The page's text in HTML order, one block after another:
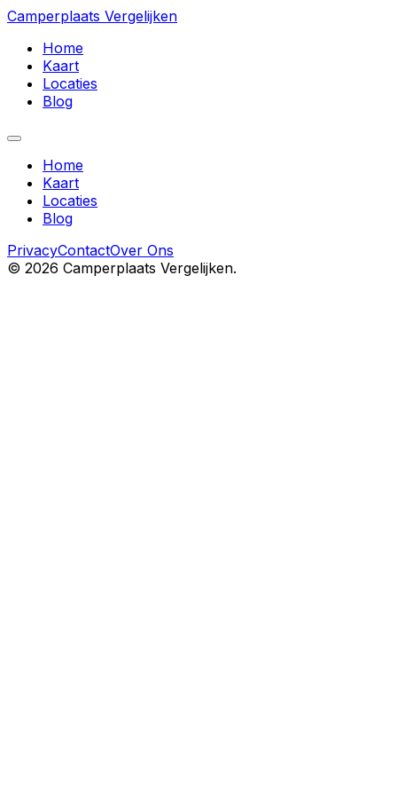
Camperplaats Vergelijken
Home
Kaart
Locaties
Blog
Home
Kaart
Locaties
Blog
PrivacyContactOver Ons
© 2026 Camperplaats Vergelijken.